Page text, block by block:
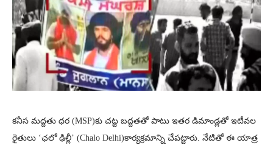
కనీస మద్దతు ధర (MSP)కు చట్ట బద్దతతో పాటు ఇతర డిమాండ్లతో ఇటీవల
రైతులు ‘ఛలో ఢిల్లీ’ (Chalo Delhi)కార్యక్రమాన్ని చేపట్టారు. నేటితో ఈ యాత్ర